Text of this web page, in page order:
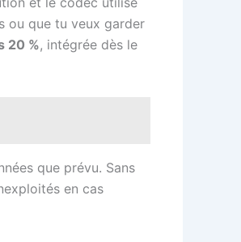
ou que tu veux garder
20 %, intégrée dès le
que prévu. Sans
en cas